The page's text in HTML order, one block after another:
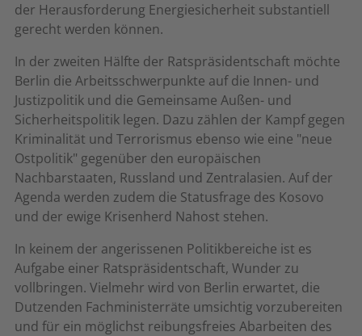
der Herausforderung Energiesicherheit substantiell
gerecht werden können.
In der zweiten Hälfte der Ratspräsidentschaft möchte
Berlin die Arbeitsschwerpunkte auf die Innen- und
Justizpolitik und die Gemeinsame Außen- und
Sicherheitspolitik legen. Dazu zählen der Kampf gegen
Kriminalität und Terrorismus ebenso wie eine "neue
Ostpolitik" gegenüber den europäischen
Nachbarstaaten, Russland und Zentralasien. Auf der
Agenda werden zudem die Statusfrage des Kosovo
und der ewige Krisenherd Nahost stehen.
In keinem der angerissenen Politikbereiche ist es
Aufgabe einer Ratspräsidentschaft, Wunder zu
vollbringen. Vielmehr wird von Berlin erwartet, die
Dutzenden Fachministerräte umsichtig vorzubereiten
und für ein möglichst reibungsfreies Abarbeiten des